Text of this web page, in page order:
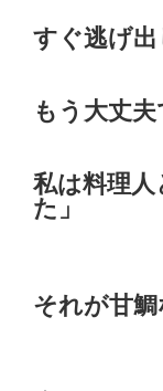
すぐ逃げ
もう大丈
私は料理
た」
それが甘